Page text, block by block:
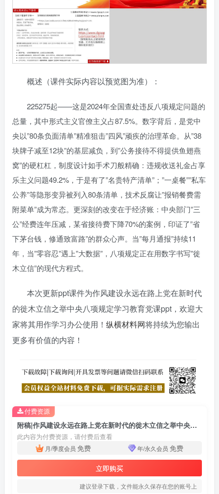
概述（课件实际内容以预览图为准）：
225275起——这是2024年全国查处违反八项规定问题的
总量，其中形式主义官僚主义占87.5%。数字背后，是党中
央以”80条负面清单”精准狙击”四风”顽疾的治理革命。从”38
块牌子减至12块”的基层减负，到”公务接待不得提供鱼翅燕
窝”的硬杠杠，制度设计如手术刀般精确：违规收送礼金占享
乐主义问题49.2%，于是有了”名贵特产清单”；”一桌餐””私车
公养”等隐形变异被列入80条清单，技术反腐让”报销餐费需
附菜单”成为常态。更深刻的改变在于经济账：中央部门”三
公”经费连年压减，某省接待费下降70%的案例，印证了”省
下茅台钱，修通致富路”的群众心声。当”每月通报”持续11
年，当”零容忍”遇上”大数据”，八项规定正在用数字书写”徙
木立信”的现代方程式。
本次更新ppt课件为作风建设永远在路上党在新时代
的徙木立信之举中央八项规定学习教育党课ppt，欢迎大
家将其用作学习办公使用！ 纵横材料网将持续为您输出
更多有价值的内容！
附稿|作风建设永远在路上党在新时代的徙木立信之举中央八项规定学习教育党课ppt
此内容为付费资源，请付费后查看
月/季度会员 免费 年/永久会员 免费
立即购买
建议登录下载，文件能永久保存在您的账号上
付费资源